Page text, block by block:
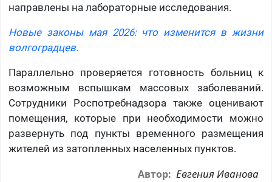
направлены на лабораторные исследования.
Новые законы мая 2026: что изменится в жизни
волгоградцев.
Параллельно проверяется готовность больниц к
возможным вспышкам массовых заболеваний.
Сотрудники Роспотребнадзора также оценивают
помещения, которые при необходимости можно
развернуть под пункты временного размещения
жителей из затопленных населенных пунктов.
Автор: Евгения Иванова